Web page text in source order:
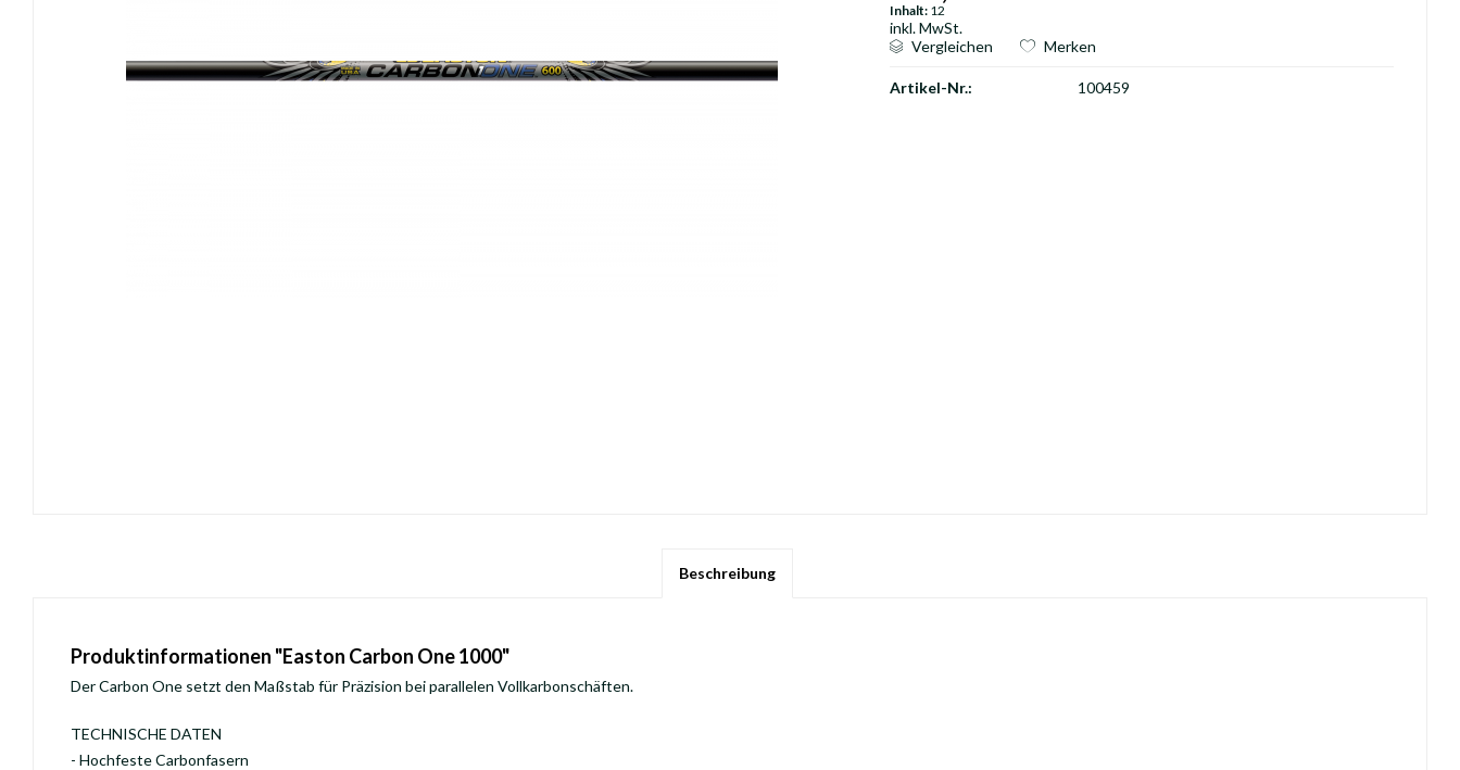
Inhalt: 12
inkl. MwSt.
Vergleichen
Merken
Artikel-Nr.: 100459
Beschreibung
Produktinformationen "Easton Carbon One 1000"
Der Carbon One setzt den Maßstab für Präzision bei parallelen Vollkarbonschäften.
TECHNISCHE DATEN
- Hochfeste Carbonfasern